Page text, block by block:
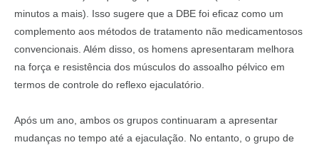
minutos a mais). Isso sugere que a DBE foi eficaz como um
complemento aos métodos de tratamento não medicamentosos
convencionais. Além disso, os homens apresentaram melhora
na força e resistência dos músculos do assoalho pélvico em
termos de controle do reflexo ejaculatório.
Após um ano, ambos os grupos continuaram a apresentar
mudanças no tempo até a ejaculação. No entanto, o grupo de